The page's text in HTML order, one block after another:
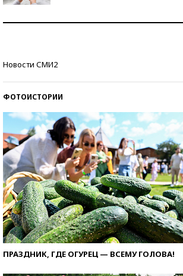
Новости СМИ2
ФОТОИСТОРИИ
ПРАЗДНИК, ГДЕ ОГУРЕЦ — ВСЕМУ ГОЛОВА!